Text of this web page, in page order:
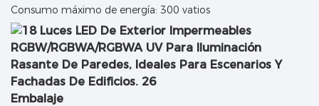
Consumo máximo de energía: 300 vatios
Embalaje